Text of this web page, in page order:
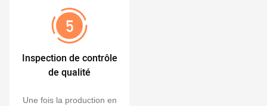
Inspection de contrôle
de qualité
Une fois la production en